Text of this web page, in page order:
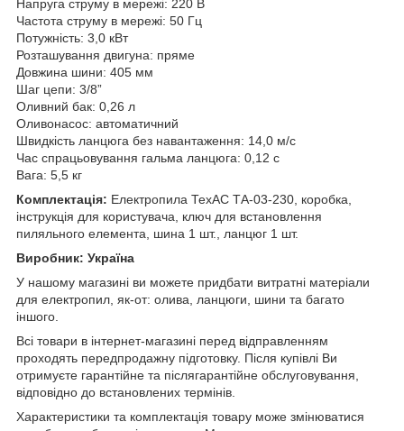
Напруга струму в мережі: 220 В
Частота струму в мережі: 50 Гц
Потужність: 3,0 кВт
Розташування двигуна: пряме
Довжина шини: 405 мм
Шаг цепи: 3/8”
Оливний бак: 0,26 л
Оливонасос: автоматичний
Швидкість ланцюга без навантаження: 14,0 м/с
Час спрацьовування гальма ланцюга: 0,12 с
Вага: 5,5 кг
Комплектація: Електропила ТехАС ТА-03-230, коробка,
інструкція для користувача, ключ для встановлення
пиляльного елемента, шина 1 шт., ланцюг 1 шт.
Виробник: Україна
У нашому магазині ви можете придбати витратні матеріали
для електропил, як-от: олива, ланцюги, шини та багато
іншого.
Всі товари в інтернет-магазині перед відправленням
проходять передпродажну підготовку. Після купівлі Ви
отримуєте гарантійне та післягарантійне обслуговування,
відповідно до встановлених термінів.
Характеристики та комплектація товару може змінюватися